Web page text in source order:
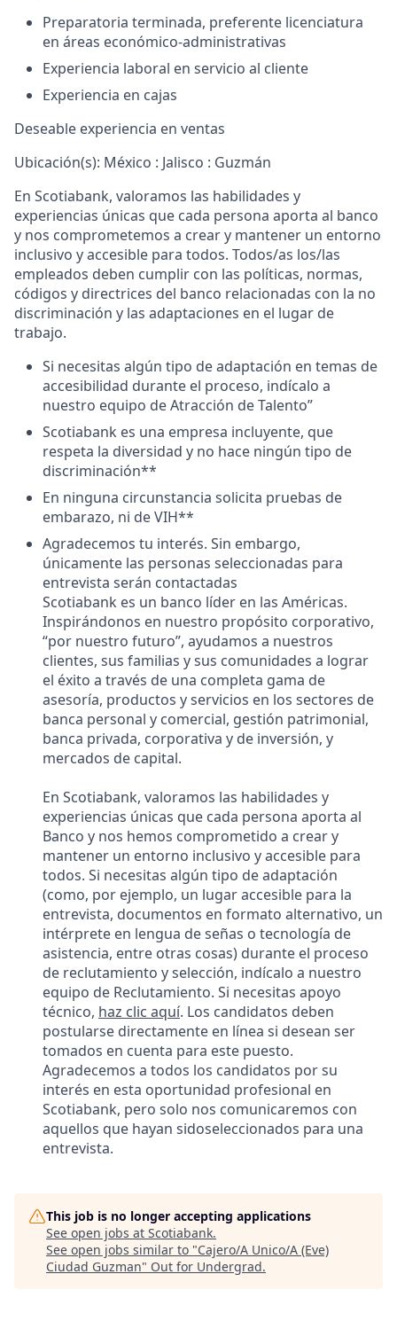
Preparatoria terminada, preferente licenciatura
en áreas económico-administrativas
Experiencia laboral en servicio al cliente
Experiencia en cajas
Deseable experiencia en ventas
Ubicación(s): México : Jalisco : Guzmán
En Scotiabank, valoramos las habilidades y
experiencias únicas que cada persona aporta al banco
y nos comprometemos a crear y mantener un entorno
inclusivo y accesible para todos. Todos/as los/las
empleados deben cumplir con las políticas, normas,
códigos y directrices del banco relacionadas con la no
discriminación y las adaptaciones en el lugar de
trabajo.
Si necesitas algún tipo de adaptación en temas de
accesibilidad durante el proceso, indícalo a
nuestro equipo de Atracción de Talento”
Scotiabank es una empresa incluyente, que
respeta la diversidad y no hace ningún tipo de
discriminación**
En ninguna circunstancia solicita pruebas de
embarazo, ni de VIH**
Agradecemos tu interés. Sin embargo,
únicamente las personas seleccionadas para
entrevista serán contactadas
Scotiabank es un banco líder en las Américas.
Inspirándonos en nuestro propósito corporativo,
“por nuestro futuro”, ayudamos a nuestros
clientes, sus familias y sus comunidades a lograr
el éxito a través de una completa gama de
asesoría, productos y servicios en los sectores de
banca personal y comercial, gestión patrimonial,
banca privada, corporativa y de inversión, y
mercados de capital.
En Scotiabank, valoramos las habilidades y
experiencias únicas que cada persona aporta al
Banco y nos hemos comprometido a crear y
mantener un entorno inclusivo y accesible para
todos. Si necesitas algún tipo de adaptación
(como, por ejemplo, un lugar accesible para la
entrevista, documentos en formato alternativo, un
intérprete en lengua de señas o tecnología de
asistencia, entre otras cosas) durante el proceso
de reclutamiento y selección, indícalo a nuestro
equipo de Reclutamiento. Si necesitas apoyo
técnico, haz clic aquí. Los candidatos deben
postularse directamente en línea si desean ser
tomados en cuenta para este puesto.
Agradecemos a todos los candidatos por su
interés en esta oportunidad profesional en
Scotiabank, pero solo nos comunicaremos con
aquellos que hayan sidoseleccionados para una
entrevista.
This job is no longer accepting applications
See open jobs at Scotiabank.
See open jobs similar to "Cajero/A Unico/A (Eve)
Ciudad Guzman" Out for Undergrad.